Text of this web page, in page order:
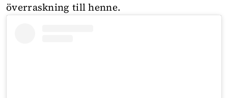
överraskning till henne.